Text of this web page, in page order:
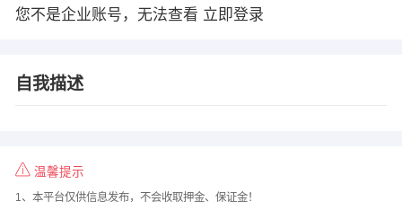
您不是企业账号，无法查看 立即登录
自我描述
温馨提示
1、本平台仅供信息发布，不会收取押金、保证金！